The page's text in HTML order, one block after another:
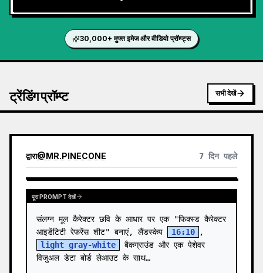
30,000+ मुफ्त इमेज और वीडियो प्रॉम्प्ट्स
ट्रेंडिंग प्रॉम्प्ट सभी देखें
द्वारा@MR.PINECONE 7 दिन पहले
पूरा PROMPT देखें
संलग्न मूल कैरेक्टर छवि के आधार पर एक "फिक्स्ड कैरेक्टर
आइडेंटिटी रेफरेंस शीट" बनाएं, लैंडस्केप
16:10
light gray-white
बैकग्राउंड और एक पेशेवर
विजुअल डेटा बोर्ड लेआउट के साथ…